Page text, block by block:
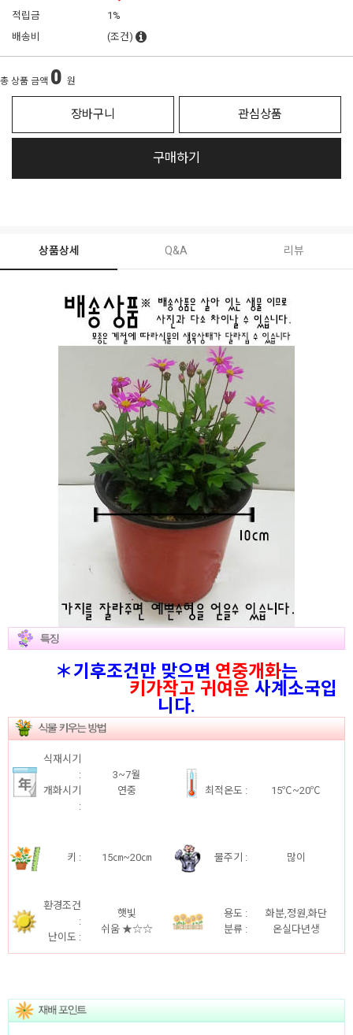
적립금
1%
배송비
(조건)
총 상품 금액 0 원
장바구니 관심상품
구매하기
상품상세 Q&A 리뷰
＊기후조건만 맞으면 연중개화는
키가작고 귀여운 사계소국입
니다.
식재시기
:
개화시기
:
3~7월
연중
최적온도 : 15℃~20℃
키 : 15㎝~20㎝ 물주기 : 많이
환경조건
:
난이도 :
햇빛
쉬움★☆☆
용도 :
분류 :
화분,정원,화단
온실다년생